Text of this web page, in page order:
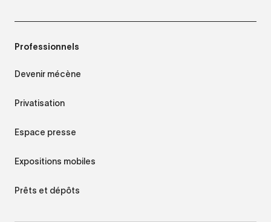
Professionnels
Devenir mécène
Privatisation
Espace presse
Expositions mobiles
Prêts et dépôts